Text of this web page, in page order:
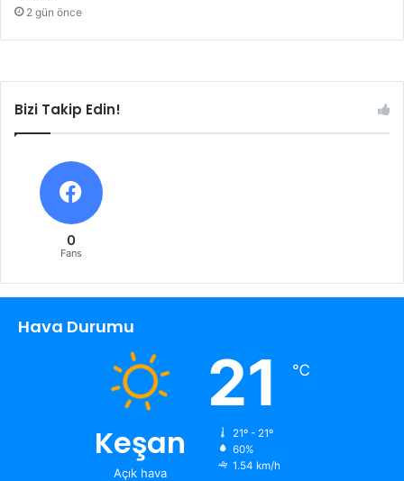
2 gün önce
Bizi Takip Edin!
0
Fans
Hava Durumu
Keşan
Açık hava
21 ℃
21º - 21º
60%
1.54 km/h